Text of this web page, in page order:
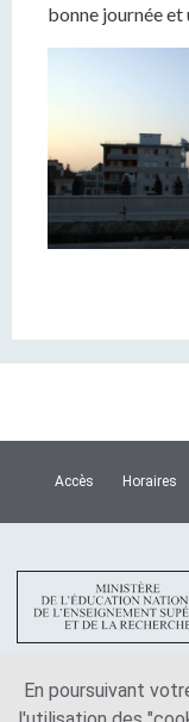
En poursuivant
bonne journée
Accès Horaires